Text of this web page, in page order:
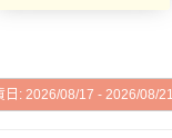
日: 2026/08/17 - 2026/08/21